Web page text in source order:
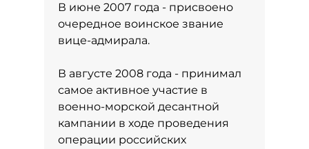
В июне 2007 года - присвоено
очередное воинское звание
вице-адмирала.
В августе 2008 года - принимал
самое активное участие в
военно-морской десантной
кампании в ходе проведения
операции российских